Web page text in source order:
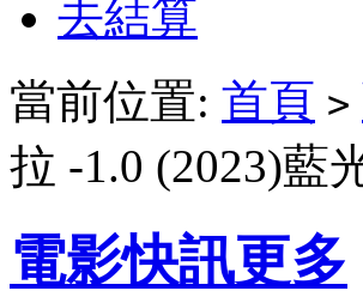
去結算
當前位置: 首頁 >
拉 -1.0 (2023)藍
電影快訊更多